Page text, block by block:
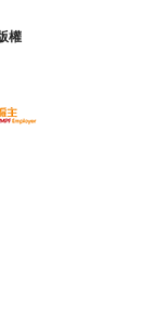
權